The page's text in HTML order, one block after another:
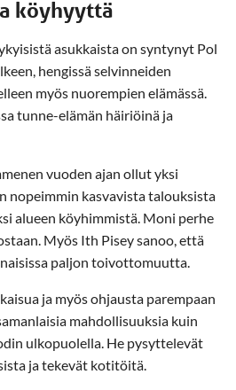
köyhyyttä
asukkaista on syntynyt Pol
hengissä selvinneiden
myös nuorempien elämässä.
tunne-elämän häiriöinä ja
vuoden ajan ollut yksi
nopeimmin kasvavista talouksista
alueen köyhimmistä. Moni perhe
Myös Ith Pisey sanoo, että
paljon toivottomuutta.
ja myös ohjausta parempaan
mahdollisuuksia kuin
ulkopuolella. He pysyttelevät
ja tekevät kotitöitä.